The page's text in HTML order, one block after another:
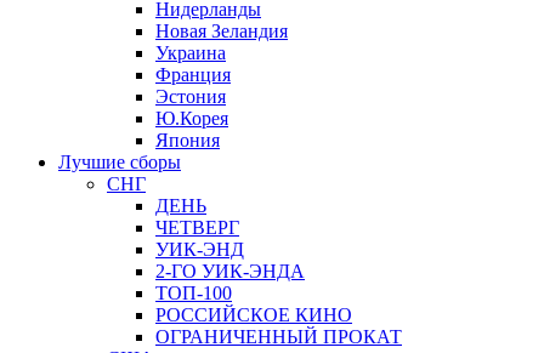
Нидерланды
Новая Зеландия
Украина
Франция
Эстония
Ю.Корея
Япония
Лучшие сборы
СНГ
ДЕНЬ
ЧЕТВЕРГ
УИК-ЭНД
2-ГО УИК-ЭНДА
ТОП-100
РОССИЙСКОЕ КИНО
ОГРАНИЧЕННЫЙ ПРОКАТ